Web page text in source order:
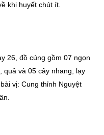
khi huyết chút ít.
26, đồ cúng gồm 07 ngọn
quả và 05 cây nhang, lạy
vị: Cung thỉnh Nguyệt